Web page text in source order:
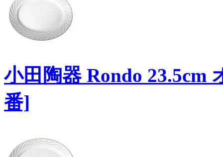
小田陶器 Rondo 23.5cm
番]